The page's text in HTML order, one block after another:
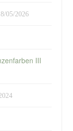
05/2026
III